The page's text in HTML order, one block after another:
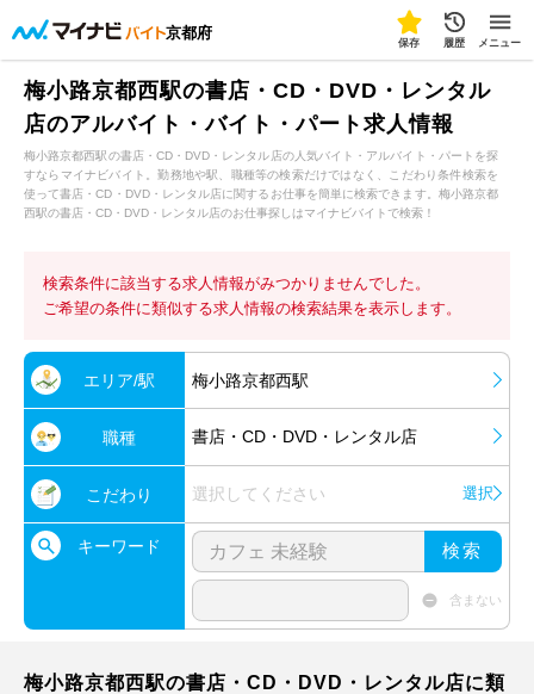
京都府
保存 履歴 メニュー
梅小路京都西駅の書店・CD・DVD・レンタル
店のアルバイト・バイト・パート求人情報
梅小路京都西駅の書店・CD・DVD・レンタル店の人気バイト・アルバイト・パートを探
すならマイナビバイト。勤務地や駅、職種等の検索だけではなく、こだわり条件検索を
使って書店・CD・DVD・レンタル店に関するお仕事を簡単に検索できます。梅小路京都
西駅の書店・CD・DVD・レンタル店のお仕事探しはマイナビバイトで検索！
検索条件に該当する求人情報がみつかりませんでした。
ご希望の条件に類似する求人情報の検索結果を表示します。
エリア/駅 梅小路京都西駅
職種 書店・CD・DVD・レンタル店
こだわり 選択してください 選択
キーワード 検索
含まない
梅小路京都西駅の書店・CD・DVD・レンタル店に類